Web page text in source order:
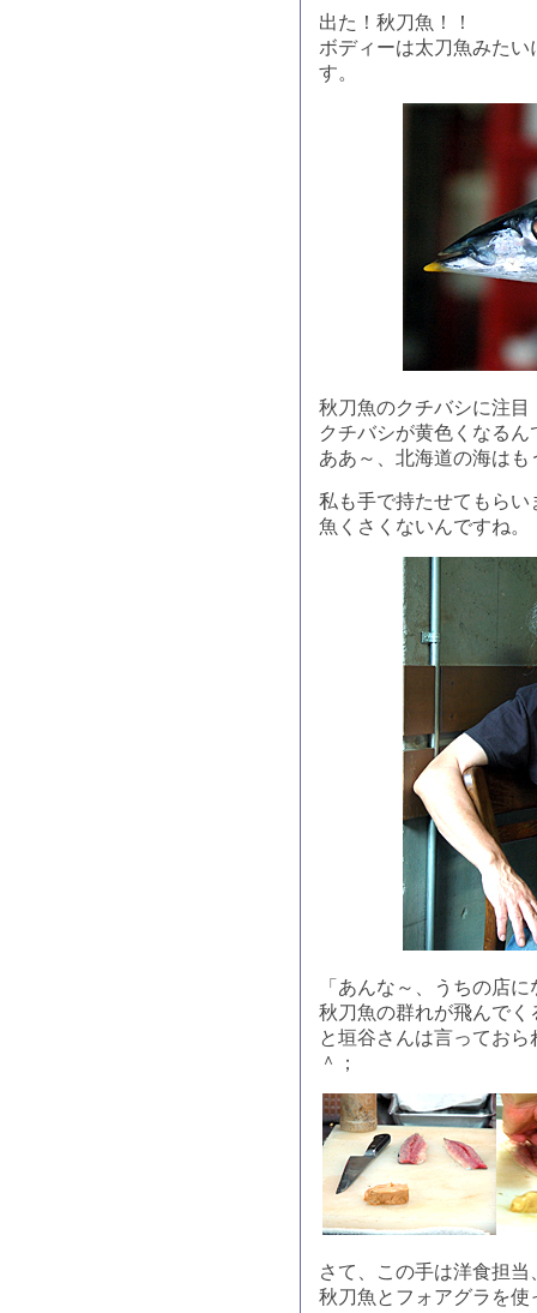
出た！秋刀魚！！
ボディーは太刀魚みた
す。
秋刀魚のクチバシに注
クチバシが黄色くなるん
ああ～、北海道の海は
私も手で持たせてもら
魚くさくないんですね。
「あんな～、うちの店
秋刀魚の群れが飛んでく
と垣谷さんは言ってお
＾；
さて、この手は洋食担当
秋刀魚とフォアグラを